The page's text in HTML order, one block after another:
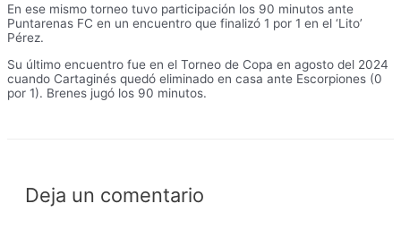
En ese mismo torneo tuvo participación los 90 minutos ante
Puntarenas FC en un encuentro que finalizó 1 por 1 en el ‘Lito’
Pérez.
Su último encuentro fue en el Torneo de Copa en agosto del 2024
cuando Cartaginés quedó eliminado en casa ante Escorpiones (0
por 1). Brenes jugó los 90 minutos.
Deja un comentario